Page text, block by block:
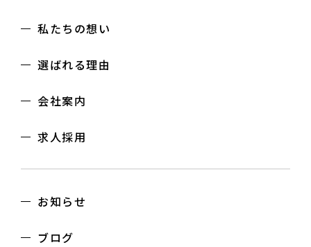
私たちの想い
選ばれる理由
会社案内
求人採用
お知らせ
ブログ